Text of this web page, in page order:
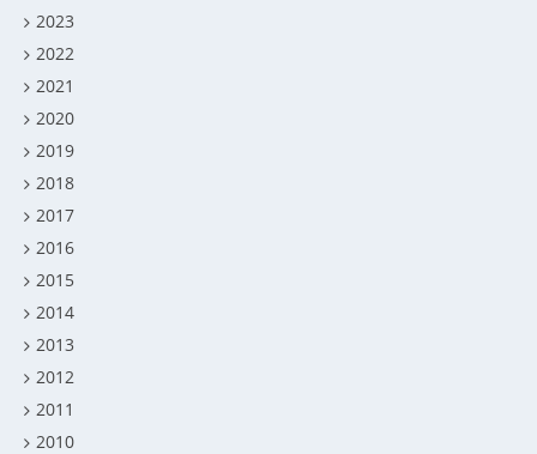
2023
2022
2021
2020
2019
2018
2017
2016
2015
2014
2013
2012
2011
2010